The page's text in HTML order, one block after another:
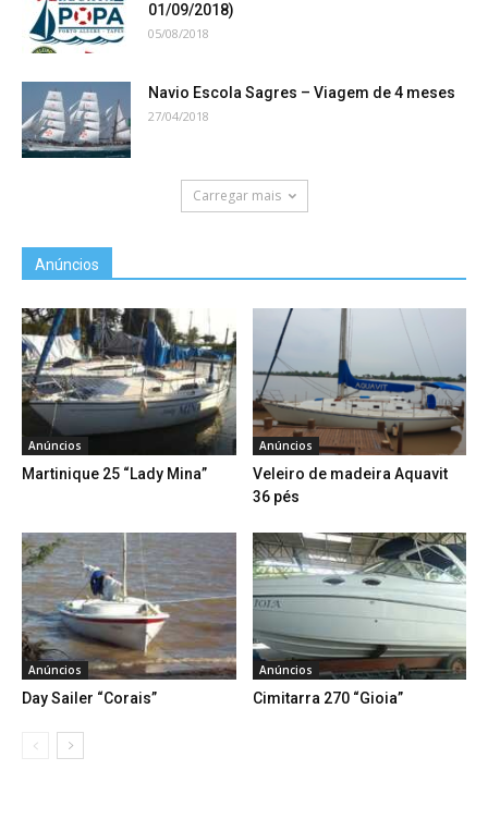
01/09/2018)
05/08/2018
Navio Escola Sagres – Viagem de 4 meses
27/04/2018
Carregar mais
Anúncios
Anúncios
Martinique 25 “Lady Mina”
Anúncios
Veleiro de madeira Aquavit
36 pés
Anúncios
Day Sailer “Corais”
Anúncios
Cimitarra 270 “Gioia”